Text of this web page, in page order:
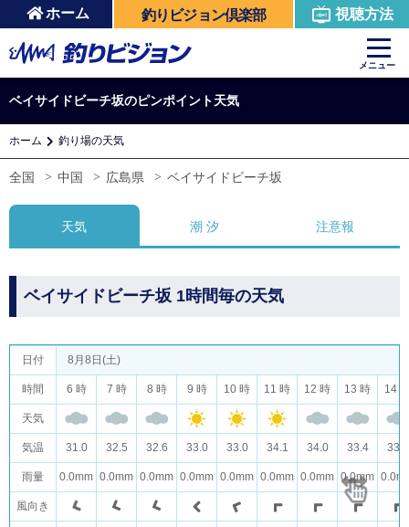
ホーム 釣りビジョン倶楽部 視聴方法
メニュー
ベイサイドビーチ坂のピンポイント天気
ホーム 釣り場の天気
全国 中国 広島県 ベイサイドビーチ坂
天気 潮 汐 注意報
ベイサイドビーチ坂 1時間毎の天気
日付
時間
天気
気温
雨量
風向き
8月8日(土)
6 時 7 時 8 時 9 時 10 時 11 時 12 時 13 時 14
31.0 32.5 32.6 33.0 33.0 34.1 34.0 33.4 33.6
0.0mm 0.0mm 0.0mm 0.0mm 0.0mm 0.0mm 0.0mm 0.0mm